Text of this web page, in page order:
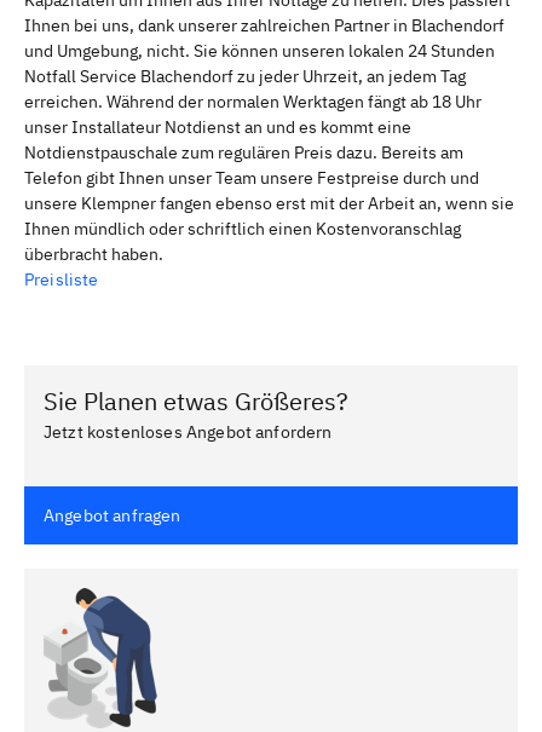
Ihnen bei uns, dank unserer zahlreichen Partner in Blachendorf
und Umgebung, nicht. Sie können unseren lokalen 24 Stunden
Notfall Service Blachendorf zu jeder Uhrzeit, an jedem Tag
erreichen. Während der normalen Werktagen fängt ab 18 Uhr
unser Installateur Notdienst an und es kommt eine
Notdienstpauschale zum regulären Preis dazu. Bereits am
Telefon gibt Ihnen unser Team unsere Festpreise durch und
unsere Klempner fangen ebenso erst mit der Arbeit an, wenn sie
Ihnen mündlich oder schriftlich einen Kostenvoranschlag
überbracht haben.
Preisliste
Sie Planen etwas Größeres?
Jetzt kostenloses Angebot anfordern
Angebot anfragen